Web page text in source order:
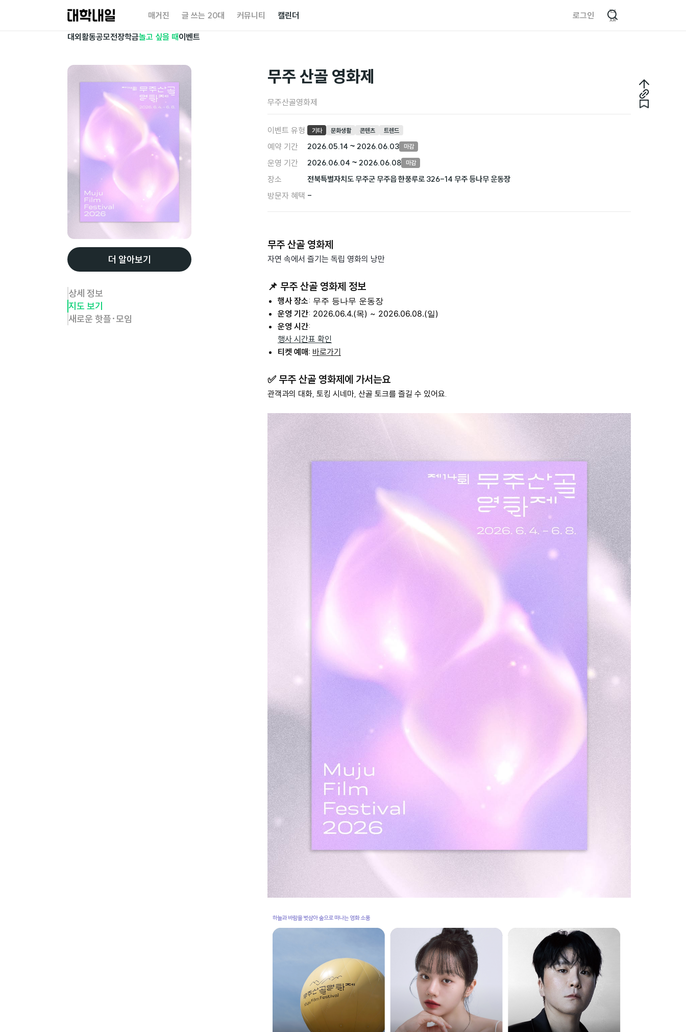
매거진 글 쓰는 20대 커뮤니티 캘린더
대외활동공모전장학금놀고 싶을 때이벤트
로그인
검
색
더 알아보기
상세 정보
지도 보기
새로운 핫플·모임
무주 산골 영화제
무주산골영화제
이벤트 유형 기타 문화생활 콘텐츠 트렌드
예약 기간 2026.05.14 ~ 2026.06.03 마감
운영 기간 2026.06.04 ~ 2026.06.08 마감
장소 전북특별자치도 무주군 무주읍 한풍루로 326-14 무주 등나무 운동장
방문자 혜택 -
무주 산골 영화제
자연 속에서 즐기는 독립 영화의 낭만
📌 무주 산골 영화제 정보
행사 장소: 무주 등나무 운동장
운영 기간: 2026.06.4.(목) ~ 2026.06.08.(일)
운영 시간:
행사 시간표 확인
티켓 예매: 바로가기
✅ 무주 산골 영화제에 가서는요
관객과의 대화, 토킹 시네마, 산골 토크를 즐길 수 있어요.
최
상
링
북